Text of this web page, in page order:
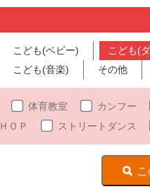
こども(ベビー) こども(
こども(音楽)
その他
体育教室 カンフー
ＯＰ ストリートダンス